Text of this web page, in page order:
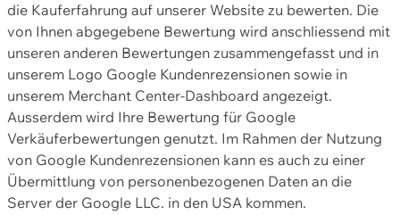
die Kauferfahrung auf unserer Website zu bewerten. Die
von Ihnen abgegebene Bewertung wird anschliessend mit
unseren anderen Bewertungen zusammengefasst und in
unserem Logo Google Kundenrezensionen sowie in
unserem Merchant Center-Dashboard angezeigt.
Ausserdem wird Ihre Bewertung für Google
Verkäuferbewertungen genutzt. Im Rahmen der Nutzung
von Google Kundenrezensionen kann es auch zu einer
Übermittlung von personenbezogenen Daten an die
Server der Google LLC. in den USA kommen.